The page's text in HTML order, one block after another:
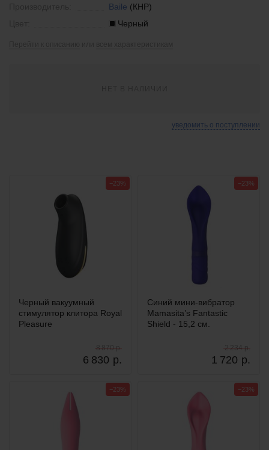
Baile (КНР)
Черный
уведомить о поступлении
Черный вакуумный
стимулятор клитора Royal
Pleasure
6 830 р.
8 870 р.
−23%
Синий мини-вибратор
Mamasita’s Fantastic
Shield - 15,2 см.
1 720 р.
2 234 р.
−23%
−23% −23%